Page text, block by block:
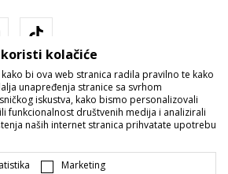
Promijenite
kolačiće
bi ova web stranica radila pravilno te kako
unapređenja stranice sa svrhom
iskustva, kako bismo personalizovali
funkcionalnost društvenih medija i analizirali
naših internet stranica prihvatate upotrebu
Marketing